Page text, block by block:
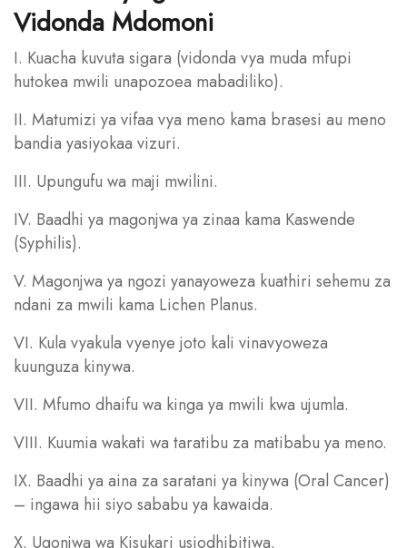
Vidonda Mdomoni
I. Kuacha kuvuta sigara (vidonda vya muda mfupi
hutokea mwili unapozoea mabadiliko).
II. Matumizi ya vifaa vya meno kama brasesi au meno
bandia yasiyokaa vizuri.
III. Upungufu wa maji mwilini.
IV. Baadhi ya magonjwa ya zinaa kama Kaswende
(Syphilis).
V. Magonjwa ya ngozi yanayoweza kuathiri sehemu za
ndani za mwili kama Lichen Planus.
VI. Kula vyakula vyenye joto kali vinavyoweza
kuunguza kinywa.
VII. Mfumo dhaifu wa kinga ya mwili kwa ujumla.
VIII. Kuumia wakati wa taratibu za matibabu ya meno.
IX. Baadhi ya aina za saratani ya kinywa (Oral Cancer)
– ingawa hii siyo sababu ya kawaida.
X. Ugonjwa wa Kisukari usiodhibitiwa.